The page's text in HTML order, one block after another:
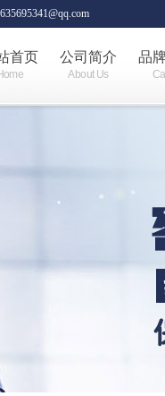
品
公司简介
About Us
首页